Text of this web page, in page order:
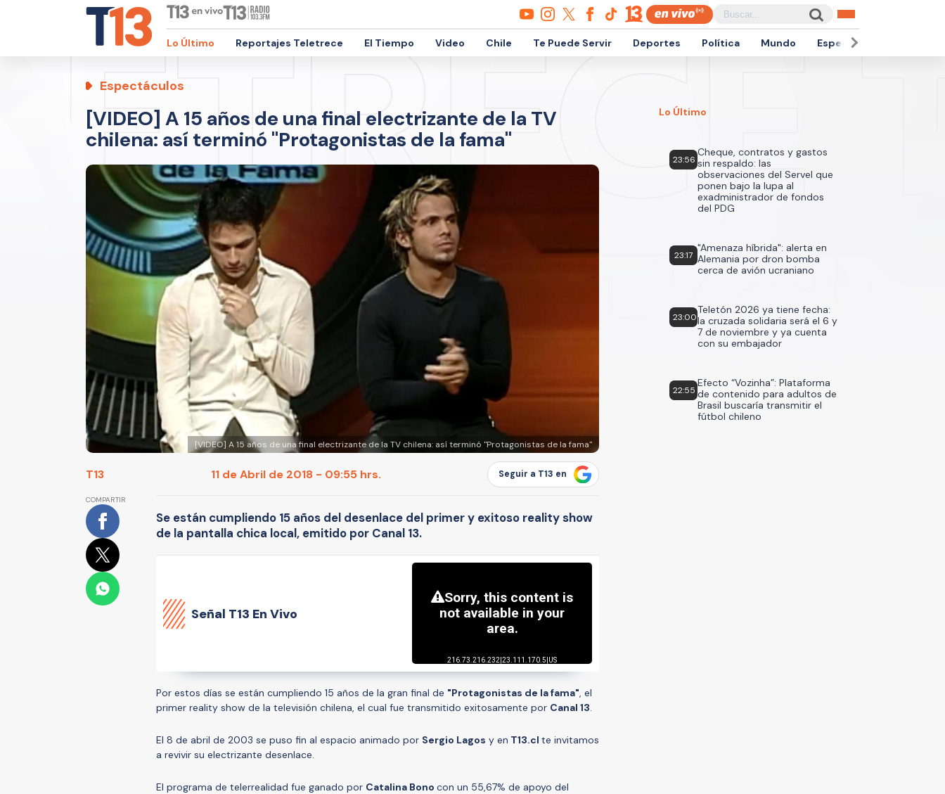
Lo Último Reportajes Teletrece El Tiempo Video Chile Te Puede Servir Deportes Política Mundo Espectáculos
Espectáculos
[VIDEO] A 15 años de una final electrizante de la TV
chilena: así terminó "Protagonistas de la fama"
[VIDEO] A 15 años de una final electrizante de la TV chilena: así terminó "Protagonistas de la fama"
T13 11 de Abril de 2018 - 09:55 hrs. Seguir a T13 en
COMPARTIR
Se están cumpliendo 15 años del desenlace del primer y exitoso reality show
de la pantalla chica local, emitido por Canal 13.
Señal T13 En Vivo
Por estos días se están cumpliendo 15 años de la gran final de "Protagonistas de la fama", el
primer reality show de la televisión chilena, el cual fue transmitido exitosamente por Canal 13.
El 8 de abril de 2003 se puso fin al espacio animado por Sergio Lagos y en T13.cl te invitamos
a revivir su electrizante desenlace.
El programa de telerrealidad fue ganado por Catalina Bono con un 55,67% de apoyo del
Lo Último
23:56
Cheque, contratos y gastos
sin respaldo: las
observaciones del Servel que
ponen bajo la lupa al
exadministrador de fondos
del PDG
23:17
"Amenaza híbrida": alerta en
Alemania por dron bomba
cerca de avión ucraniano
23:00
Teletón 2026 ya tiene fecha:
la cruzada solidaria será el 6 y
7 de noviembre y ya cuenta
con su embajador
22:55
Efecto “Vozinha”: Plataforma
de contenido para adultos de
Brasil buscaría transmitir el
fútbol chileno